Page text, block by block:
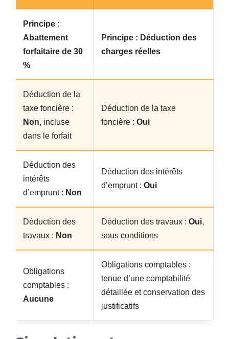
Principe :
Abattement
forfaitaire de 30
%
Principe : Déduction des
charges réelles
Déduction de la
taxe foncière :
Non, incluse
dans le forfait
Déduction de la taxe
foncière : Oui
Déduction des
intérêts
d’emprunt : Non
Déduction des intérêts
d’emprunt : Oui
Déduction des
travaux : Non
Déduction des travaux : Oui,
sous conditions
Obligations
comptables :
Aucune
Obligations comptables :
tenue d’une comptabilité
détaillée et conservation des
justificatifs